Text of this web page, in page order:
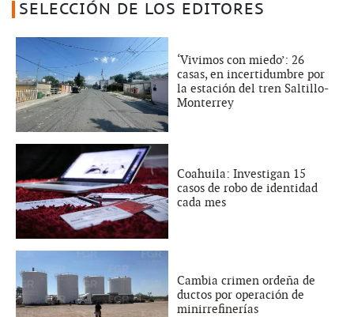
SELECCIÓN DE LOS EDITORES
‘Vivimos con miedo’: 26
casas, en incertidumbre por
la estación del tren Saltillo-
Monterrey
Coahuila: Investigan 15
casos de robo de identidad
cada mes
Cambia crimen ordeña de
ductos por operación de
minirrefinerías